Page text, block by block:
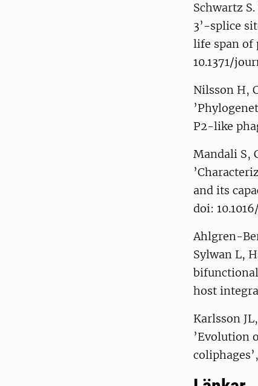
Schwartz
3’-splice
life span of
10.1371/
Nilsson H,
P2-like
Mandali S,
and its
doi:
Ahlgren-
Sylwan L,
host
Karlsson
’Evolution